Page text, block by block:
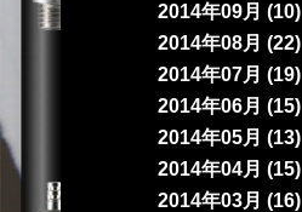
2014年09月 (10)
2014年08月 (22)
2014年07月 (19)
2014年06月 (15)
2014年05月 (13)
2014年04月 (15)
2014年03月 (16)